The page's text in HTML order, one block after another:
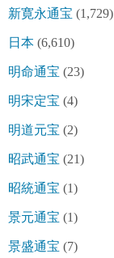
新寛永通宝 (1,729)
日本 (6,610)
明命通宝 (23)
明宋定宝 (4)
明道元宝 (2)
昭武通宝 (21)
昭統通宝 (1)
景元通宝 (1)
景盛通宝 (7)